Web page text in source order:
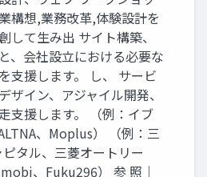
構想,業務改革,体験設計を
して生み出 サイト構築、
、会社設立における必要な
支援します。 し、 サービ
ザイン、アジャイル開発、
支援します。 （例：イブ
、Moplus） （例：三
タル、三菱オートリー
、Fuku296） 参 照｜